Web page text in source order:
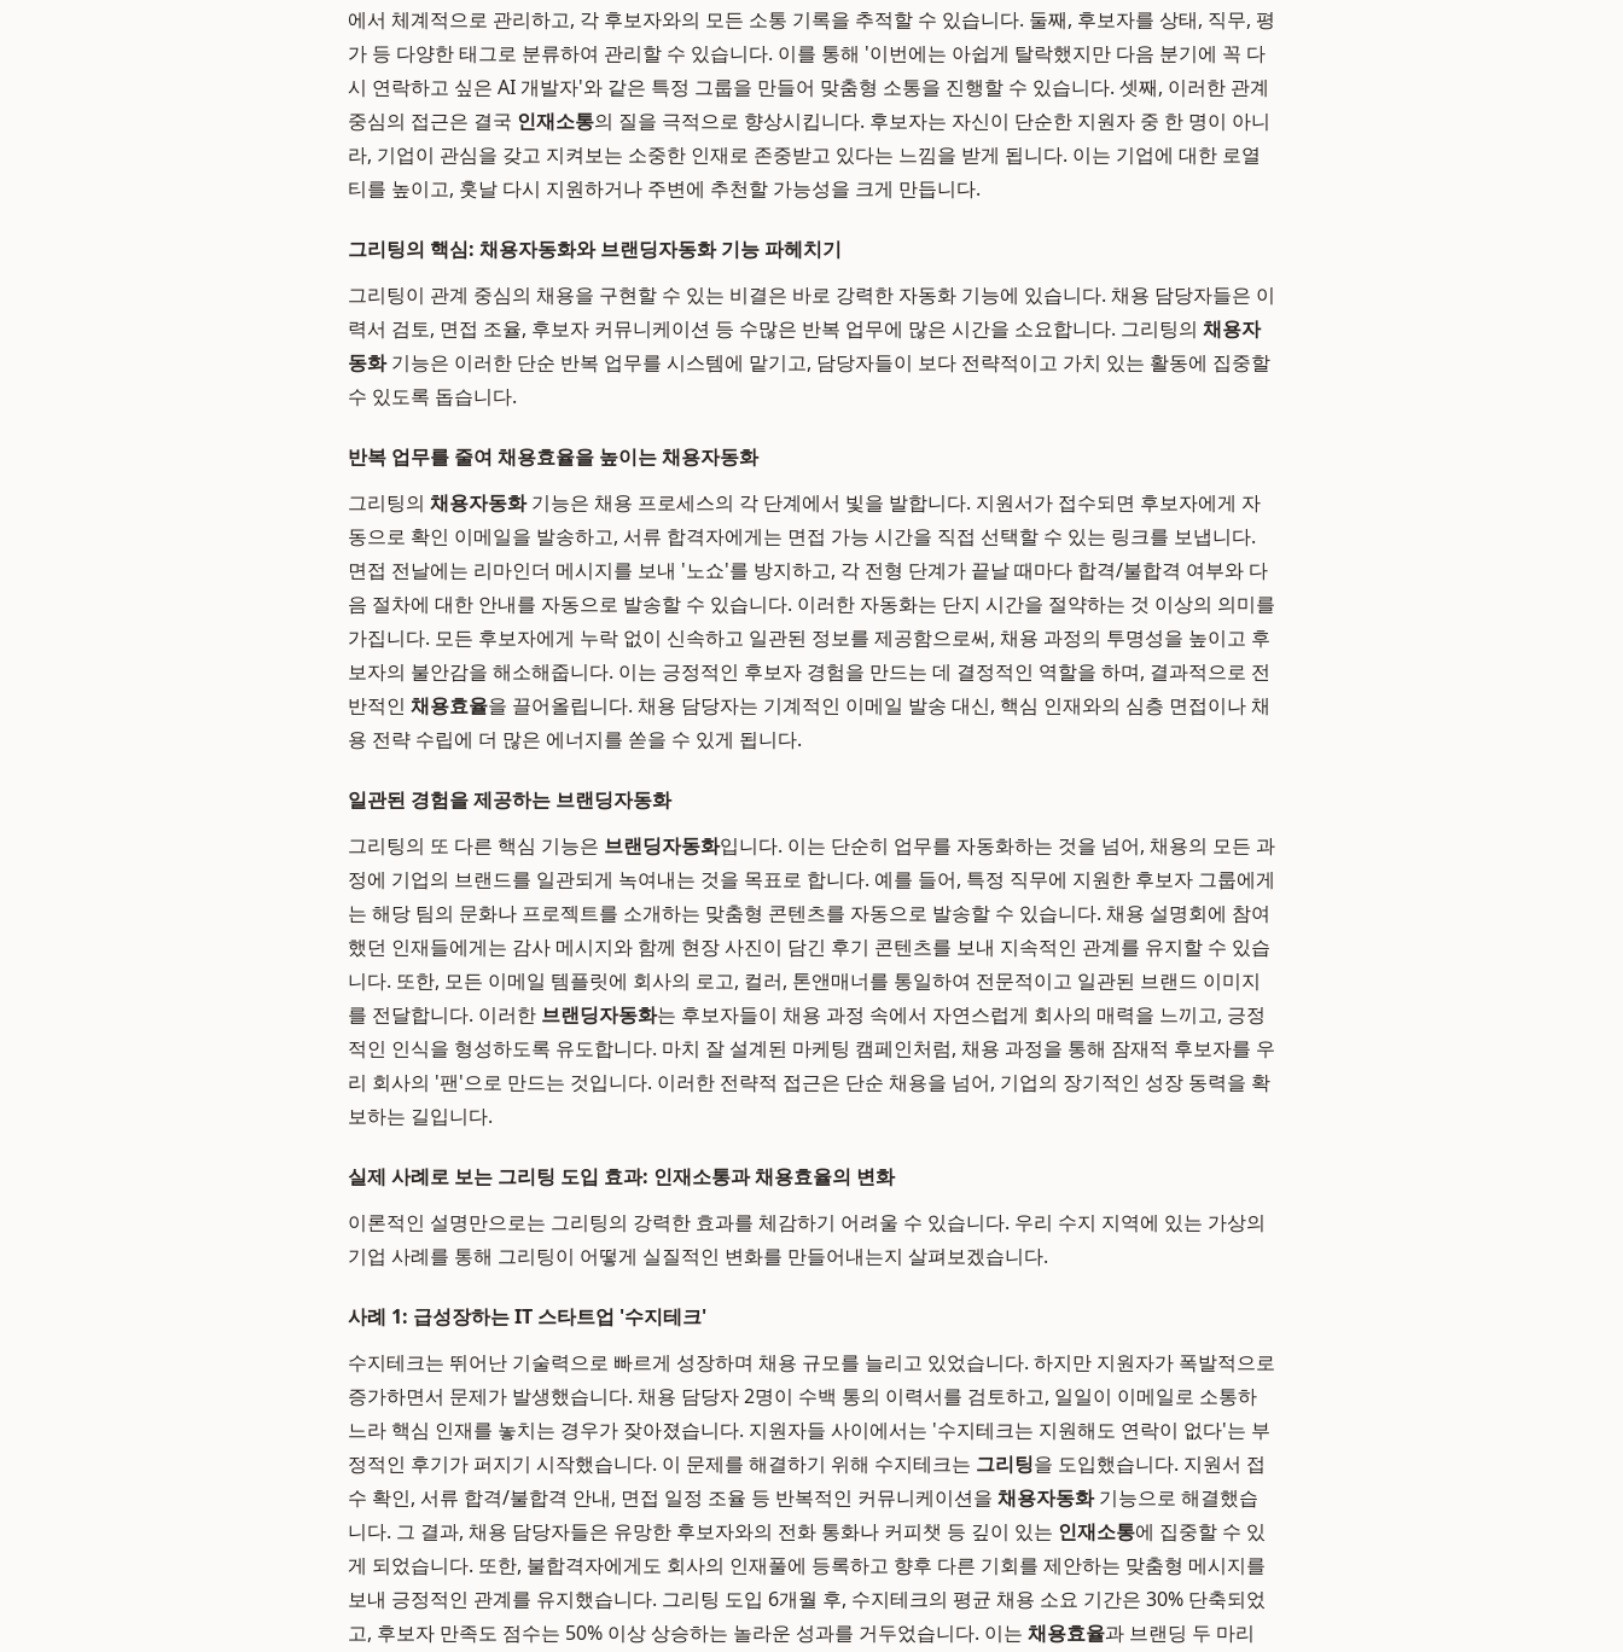
에서 체계적으로 관리하고, 각 후보자와의 모든 소통 기록을 추적할 수 있습니다. 둘째, 후보자를 상태, 직무, 평
가 등 다양한 태그로 분류하여 관리할 수 있습니다. 이를 통해 '이번에는 아쉽게 탈락했지만 다음 분기에 꼭 다
시 연락하고 싶은 AI 개발자'와 같은 특정 그룹을 만들어 맞춤형 소통을 진행할 수 있습니다. 셋째, 이러한 관계
중심의 접근은 결국 인재소통의 질을 극적으로 향상시킵니다. 후보자는 자신이 단순한 지원자 중 한 명이 아니
라, 기업이 관심을 갖고 지켜보는 소중한 인재로 존중받고 있다는 느낌을 받게 됩니다. 이는 기업에 대한 로열
티를 높이고, 훗날 다시 지원하거나 주변에 추천할 가능성을 크게 만듭니다.
그리팅의 핵심: 채용자동화와 브랜딩자동화 기능 파헤치기
그리팅이 관계 중심의 채용을 구현할 수 있는 비결은 바로 강력한 자동화 기능에 있습니다. 채용 담당자들은 이
력서 검토, 면접 조율, 후보자 커뮤니케이션 등 수많은 반복 업무에 많은 시간을 소요합니다. 그리팅의 채용자
동화기능은 이러한 단순 반복 업무를 시스템에 맡기고, 담당자들이 보다 전략적이고 가치 있는 활동에 집중할
수 있도록 돕습니다.
반복 업무를 줄여 채용효율을 높이는 채용자동화
그리팅의 채용자동화기능은 채용 프로세스의 각 단계에서 빛을 발합니다. 지원서가 접수되면 후보자에게 자
동으로 확인 이메일을 발송하고, 서류 합격자에게는 면접 가능 시간을 직접 선택할 수 있는 링크를 보냅니다.
면접 전날에는 리마인더 메시지를 보내 '노쇼'를 방지하고, 각 전형 단계가 끝날 때마다 합격/불합격 여부와 다
음 절차에 대한 안내를 자동으로 발송할 수 있습니다. 이러한 자동화는 단지 시간을 절약하는 것 이상의 의미를
가집니다. 모든 후보자에게 누락 없이 신속하고 일관된 정보를 제공함으로써, 채용 과정의 투명성을 높이고 후
보자의 불안감을 해소해줍니다. 이는 긍정적인 후보자 경험을 만드는 데 결정적인 역할을 하며, 결과적으로 전
반적인 채용효율을 끌어올립니다. 채용 담당자는 기계적인 이메일 발송 대신, 핵심 인재와의 심층 면접이나 채
용 전략 수립에 더 많은 에너지를 쏟을 수 있게 됩니다.
일관된 경험을 제공하는 브랜딩자동화
그리팅의 또 다른 핵심 기능은 브랜딩자동화입니다. 이는 단순히 업무를 자동화하는 것을 넘어, 채용의 모든 과
정에 기업의 브랜드를 일관되게 녹여내는 것을 목표로 합니다. 예를 들어, 특정 직무에 지원한 후보자 그룹에게
는 해당 팀의 문화나 프로젝트를 소개하는 맞춤형 콘텐츠를 자동으로 발송할 수 있습니다. 채용 설명회에 참여
했던 인재들에게는 감사 메시지와 함께 현장 사진이 담긴 후기 콘텐츠를 보내 지속적인 관계를 유지할 수 있습
니다. 또한, 모든 이메일 템플릿에 회사의 로고, 컬러, 톤앤매너를 통일하여 전문적이고 일관된 브랜드 이미지
를 전달합니다. 이러한 브랜딩자동화는 후보자들이 채용 과정 속에서 자연스럽게 회사의 매력을 느끼고, 긍정
적인 인식을 형성하도록 유도합니다. 마치 잘 설계된 마케팅 캠페인처럼, 채용 과정을 통해 잠재적 후보자를 우
리 회사의 '팬'으로 만드는 것입니다. 이러한 전략적 접근은 단순 채용을 넘어, 기업의 장기적인 성장 동력을 확
보하는 길입니다.
실제 사례로 보는 그리팅 도입 효과: 인재소통과 채용효율의 변화
이론적인 설명만으로는 그리팅의 강력한 효과를 체감하기 어려울 수 있습니다. 우리 수지 지역에 있는 가상의
기업 사례를 통해 그리팅이 어떻게 실질적인 변화를 만들어내는지 살펴보겠습니다.
사례 1: 급성장하는 IT 스타트업 '수지테크'
수지테크는 뛰어난 기술력으로 빠르게 성장하며 채용 규모를 늘리고 있었습니다. 하지만 지원자가 폭발적으로
증가하면서 문제가 발생했습니다. 채용 담당자 2명이 수백 통의 이력서를 검토하고, 일일이 이메일로 소통하
느라 핵심 인재를 놓치는 경우가 잦아졌습니다. 지원자들 사이에서는 '수지테크는 지원해도 연락이 없다'는 부
정적인 후기가 퍼지기 시작했습니다. 이 문제를 해결하기 위해 수지테크는 그리팅을 도입했습니다. 지원서 접
수 확인, 서류 합격/불합격 안내, 면접 일정 조율 등 반복적인 커뮤니케이션을 채용자동화기능으로 해결했습
니다. 그 결과, 채용 담당자들은 유망한 후보자와의 전화 통화나 커피챗 등 깊이 있는 인재소통에 집중할 수 있
게 되었습니다. 또한, 불합격자에게도 회사의 인재풀에 등록하고 향후 다른 기회를 제안하는 맞춤형 메시지를
보내 긍정적인 관계를 유지했습니다. 그리팅 도입 6개월 후, 수지테크의 평균 채용 소요 기간은 30% 단축되었
고, 후보자 만족도 점수는 50% 이상 상승하는 놀라운 성과를 거두었습니다. 이는 채용효율과 브랜딩 두 마리